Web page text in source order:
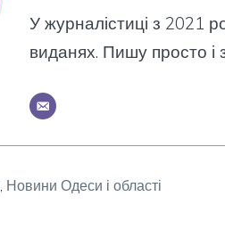
У журналістиці з 2021
виданях. Пишу просто і
, Новини Одеси і області